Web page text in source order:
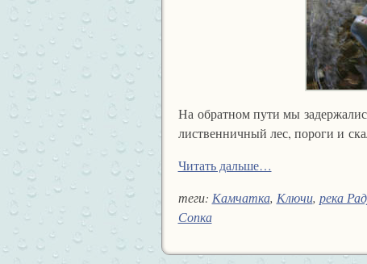
На обратном пути мы
лиственничный лес, пороги и
Читать дальше…
теги: Камчатка, Ключи, река
Сопка